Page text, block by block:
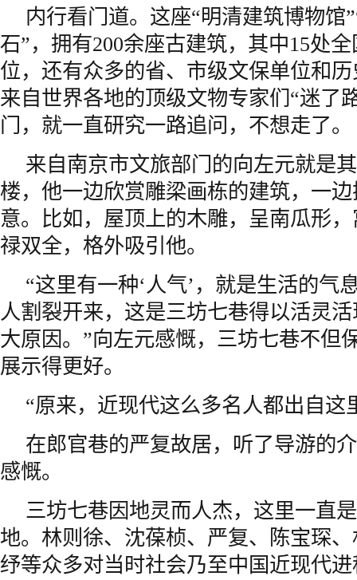
内行看门道。这座“明清建筑博物馆
石”，拥有200余座古建筑，其中15处
位，还有众多的省、市级文保单位和
来自世界各地的顶级文物专家们“迷
门，就一直研究一路追问，不想走了。
来自南京市文旅部门的向左元就是
楼，他一边欣赏雕梁画栋的建筑，一
意。比如，屋顶上的木雕，呈南瓜形
禄双全，格外吸引他。
“这里有一种‘人气’，就是生活的气
人割裂开来，这是三坊七巷得以活灵
大原因。”向左元感慨，三坊七巷不但
展示得更好。
“原来，近现代这么多名人都出自这
在郎官巷的严复故居，听了导游的
感慨。
三坊七巷因地灵而人杰，这里一直
地。林则徐、沈葆桢、严复、陈宝琛
纾等众多对当时社会乃至中国近现代